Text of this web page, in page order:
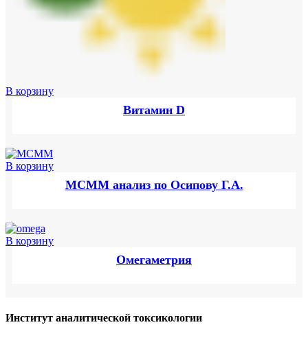
В корзину
Витамин D
В корзину
МСММ анализ по Осипову Г.А.
В корзину
Омегаметрия
Институт аналитической токсикологии